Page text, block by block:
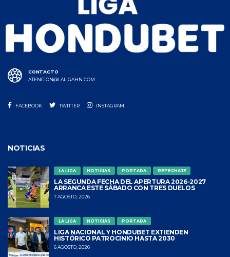
CONTACTO
ATENCION@LALIGAHN.COM
FACEBOOK TWITTER INSTAGRAM
NOTICIAS
LA LIGA NOTICIAS PORTADA REPECHAJE
LA SEGUNDA FECHA DEL APERTURA 2026-2027
ARRANCA ESTE SÁBADO CON TRES DUELOS
7 AGOSTO, 2026
LA LIGA NOTICIAS PORTADA
LIGA NACIONAL Y HONDUBET EXTIENDEN
HISTÓRICO PATROCINIO HASTA 2030
6 AGOSTO, 2026